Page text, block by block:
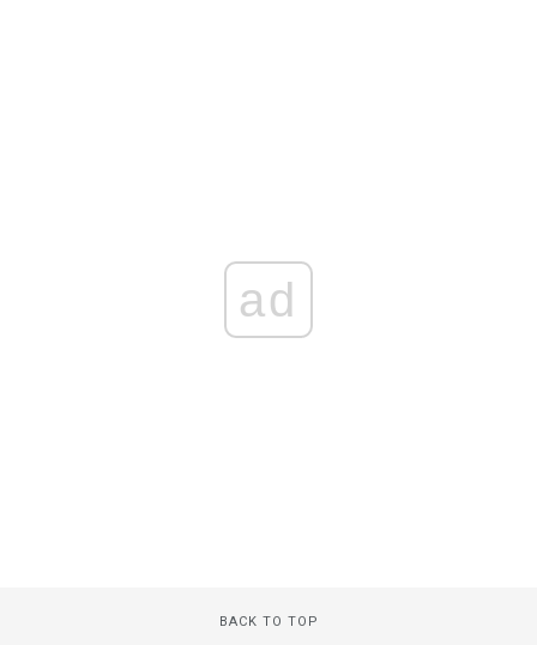
ad
BACK TO TOP